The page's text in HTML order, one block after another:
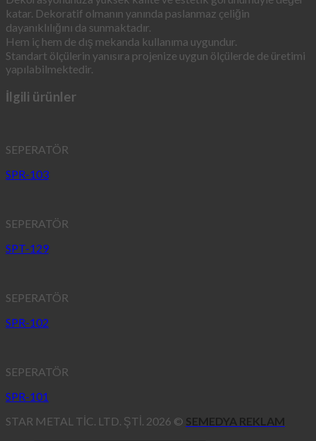
katar. Dekoratif olmanın yanında paslanmaz çeliğin
dayanıklılığını da sunmaktadır.
Hem iç hem de dış mekanda kullanıma uygundur.
Standart ölçülerin yanısıra projenize uygun ölçülerde de üretimi
yapılabilmektedir.
İlgili ürünler
SEPERATÖR
SPR-103
SEPERATÖR
SPT-129
SEPERATÖR
SPR-102
SEPERATÖR
SPR-101
STAR METAL TİC. LTD. ŞTİ. 2026 © SEMEDYA REKLAM